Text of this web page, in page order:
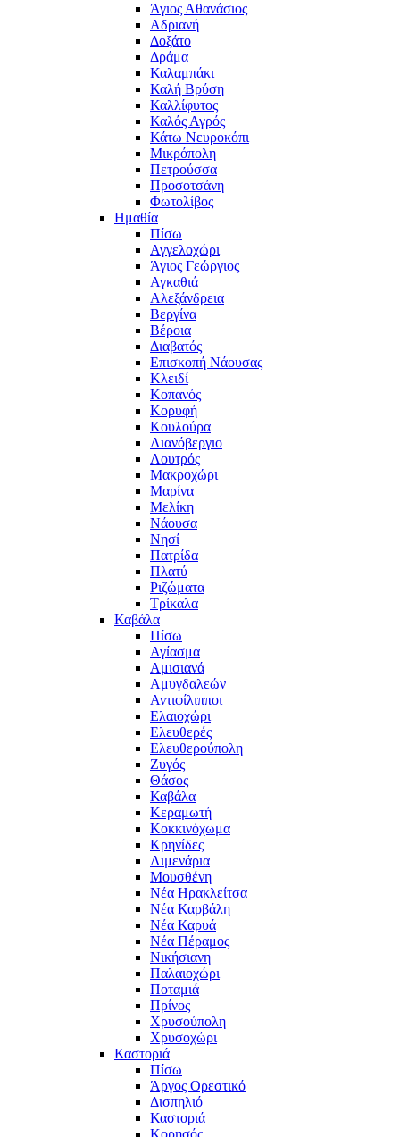
Άγιος Αθανάσιος
Αδριανή
Δοξάτο
Δράμα
Καλαμπάκι
Καλή Βρύση
Καλλίφυτος
Καλός Αγρός
Κάτω Νευροκόπι
Μικρόπολη
Πετρούσσα
Προσοτσάνη
Φωτολίβος
Ημαθία
Πίσω
Αγγελοχώρι
Άγιος Γεώργιος
Αγκαθιά
Αλεξάνδρεια
Βεργίνα
Βέροια
Διαβατός
Επισκοπή Νάουσας
Κλειδί
Κοπανός
Κορυφή
Κουλούρα
Λιανόβεργιο
Λουτρός
Μακροχώρι
Μαρίνα
Μελίκη
Νάουσα
Νησί
Πατρίδα
Πλατύ
Ριζώματα
Τρίκαλα
Καβάλα
Πίσω
Αγίασμα
Αμισιανά
Αμυγδαλεών
Αντιφίλιπποι
Ελαιοχώρι
Ελευθερές
Ελευθερούπολη
Ζυγός
Θάσος
Καβάλα
Κεραμωτή
Κοκκινόχωμα
Κρηνίδες
Λιμενάρια
Μουσθένη
Νέα Ηρακλείτσα
Νέα Καρβάλη
Νέα Καρυά
Νέα Πέραμος
Νικήσιανη
Παλαιοχώρι
Ποταμιά
Πρίνος
Χρυσούπολη
Χρυσοχώρι
Καστοριά
Πίσω
Άργος Ορεστικό
Δισπηλιό
Καστοριά
Κορησός